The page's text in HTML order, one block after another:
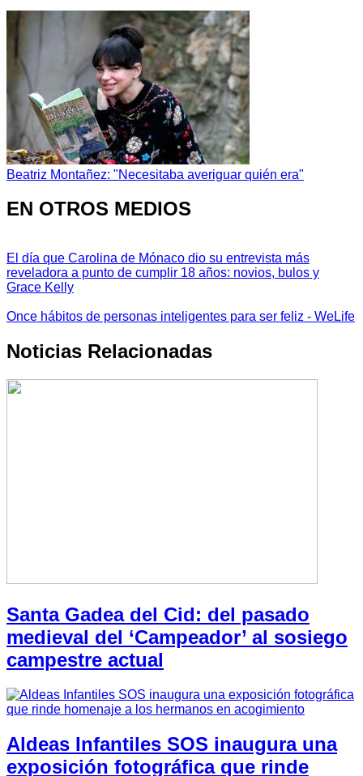
Beatriz Montañez: "Necesitaba averiguar quién era"
EN OTROS MEDIOS
El día que Carolina de Mónaco dio su entrevista más
reveladora a punto de cumplir 18 años: novios, bulos y
Grace Kelly
Once hábitos de personas inteligentes para ser feliz - WeLife
Noticias Relacionadas
Santa Gadea del Cid: del pasado
medieval del ‘Campeador’ al sosiego
campestre actual
Aldeas Infantiles SOS inaugura una
exposición fotográfica que rinde